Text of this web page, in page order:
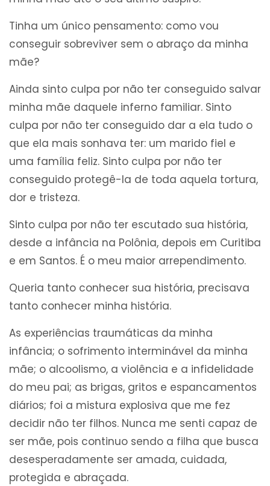
Tinha um único pensamento: como vou
conseguir sobreviver sem o abraço da minha
mãe?
Ainda sinto culpa por não ter conseguido salvar
minha mãe daquele inferno familiar. Sinto
culpa por não ter conseguido dar a ela tudo o
que ela mais sonhava ter: um marido fiel e
uma família feliz. Sinto culpa por não ter
conseguido protegê-la de toda aquela tortura,
dor e tristeza.
Sinto culpa por não ter escutado sua história,
desde a infância na Polônia, depois em Curitiba
e em Santos. É o meu maior arrependimento.
Queria tanto conhecer sua história, precisava
tanto conhecer minha história.
As experiências traumáticas da minha
infância; o sofrimento interminável da minha
mãe; o alcoolismo, a violência e a infidelidade
do meu pai; as brigas, gritos e espancamentos
diários; foi a mistura explosiva que me fez
decidir não ter filhos. Nunca me senti capaz de
ser mãe, pois continuo sendo a filha que busca
desesperadamente ser amada, cuidada,
protegida e abraçada.